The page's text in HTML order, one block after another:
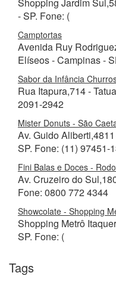
- SP. Fone: (
Camptortas
Avenida Ruy
Elíseos - Campinas -
Sabor da Infância
Rua Itapura,714 -
2091-2942
Mister Donuts - São
Av. Guido
SP. Fone: (11) 97451-
Fini Balas e Doces -
Av. Cruzeiro do
Fone: 0800 772 4344
Showcolate - Shopping
Shopping Metrô
SP. Fone: (
Tags